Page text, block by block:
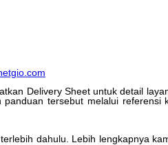
com
Delivery Sheet untuk detail
panduan tersebut melalui referensi
terlebih dahulu Lebih lengkapnya